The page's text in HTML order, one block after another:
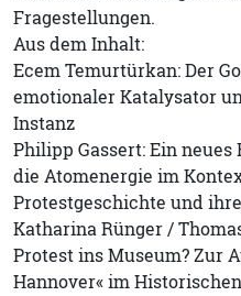
Fragestellungen.
Aus dem Inhalt:
Ecem Temurtürkan: Der
emotionaler Katalysator
Instanz
Philipp Gassert: Ein neues
die Atomenergie im
Protestgeschichte und
Katharina Rünger /
Protest ins Museum? Zur
Hannover« im